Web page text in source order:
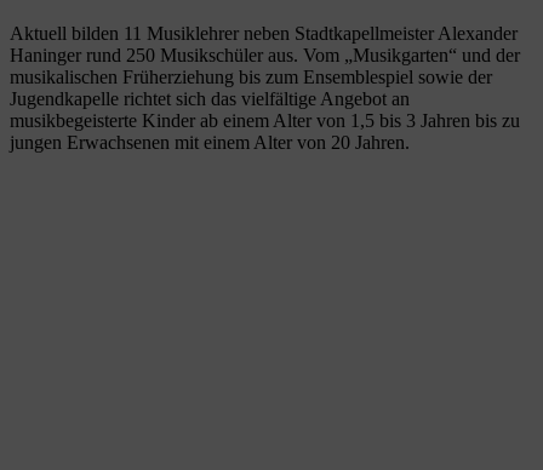
Aktuell bilden 11 Musiklehrer neben Stadtkapellmeister Alexander
Haninger rund 250 Musikschüler aus. Vom „Musikgarten“ und der
musikalischen Früherziehung bis zum Ensemblespiel sowie der
Jugendkapelle richtet sich das vielfältige Angebot an
musikbegeisterte Kinder ab einem Alter von 1,5 bis 3 Jahren bis zu
jungen Erwachsenen mit einem Alter von 20 Jahren.